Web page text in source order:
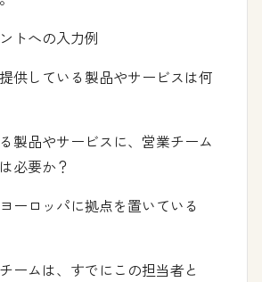
トへの入力例
供している製品やサービスは何
製品やサービスに、営業チーム
必要か？
ーロッパに拠点を置いている
ームは、すでにこの担当者と